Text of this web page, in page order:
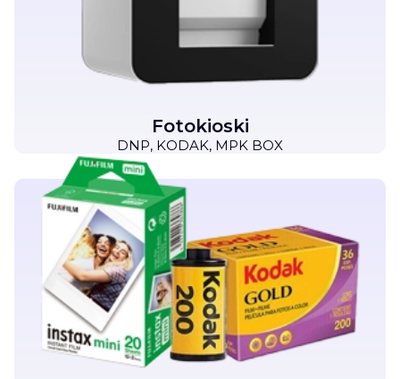
Fotokioski
DNP, KODAK, MPK BOX